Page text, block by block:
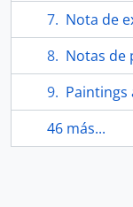
Nota de
Notas de
Paintings and
46 más...